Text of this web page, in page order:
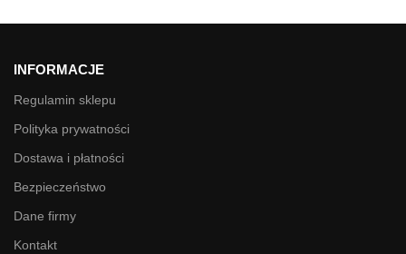
INFORMACJE
Regulamin sklepu
Polityka prywatności
Dostawa i płatności
Bezpieczeństwo
Dane firmy
Kontakt